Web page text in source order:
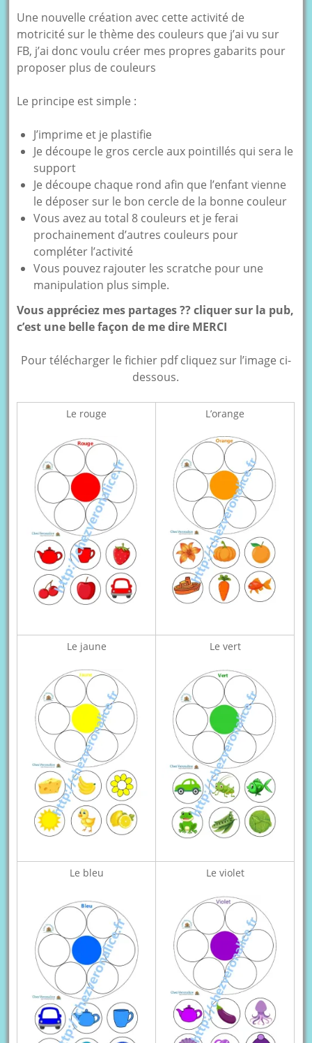
Une nouvelle création avec cette activité de
motricité sur le thème des couleurs que j’ai vu sur
FB, j’ai donc voulu créer mes propres gabarits pour
proposer plus de couleurs
Le principe est simple :
J’imprime et je plastifie
Je découpe le gros cercle aux pointillés qui sera le
support
Je découpe chaque rond afin que l’enfant vienne
le déposer sur le bon cercle de la bonne couleur
Vous avez au total 8 couleurs et je ferai
prochainement d’autres couleurs pour
compléter l’activité
Vous pouvez rajouter les scratche pour une
manipulation plus simple.
Vous appréciez mes partages ?? cliquer sur la pub,
c’est une belle façon de me dire MERCI
Pour télécharger le fichier pdf cliquez sur l’image ci-
dessous.
Le rouge L’orange
Le jaune Le vert
Le bleu Le violet